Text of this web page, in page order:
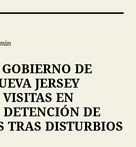
DE
JERSEY
EN
DETENCIÓN DE
TRAS DISTURBIOS